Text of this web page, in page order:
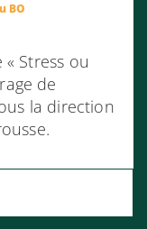
BO
Stress ou
de
la direction